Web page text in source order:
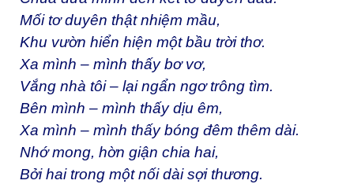
Mối tơ duyên thật nhiệm mầu,
Khu vườn hiển hiện một bầu trời thơ.
Xa mình – mình thấy bơ vơ,
Vắng nhà tôi – lại ngẩn ngơ trông tìm.
Bên mình – mình thấy dịu êm,
Xa mình – mình thấy bóng đêm thêm dài.
Nhớ mong, hờn giận chia hai,
Bởi hai trong một nối dài sợi thương.